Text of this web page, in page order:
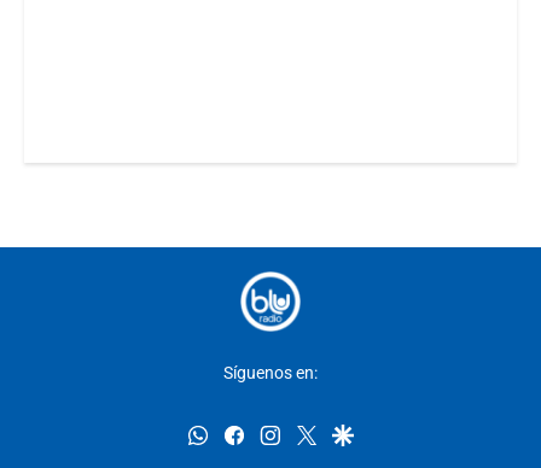
Síguenos en:
whatsappfacebookinstagram
twittergoogle